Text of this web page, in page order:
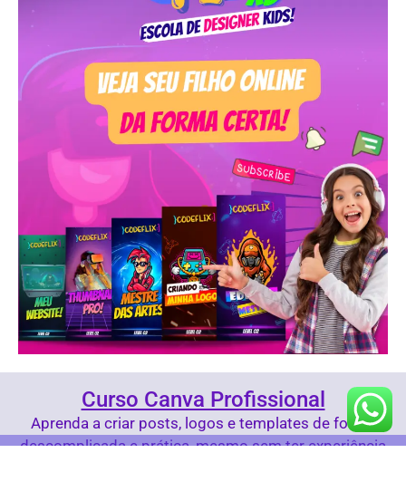
Curso Canva Profissional
Aprenda a criar posts, logos e templates de forma
descomplicada e prática, mesmo sem ter experiência